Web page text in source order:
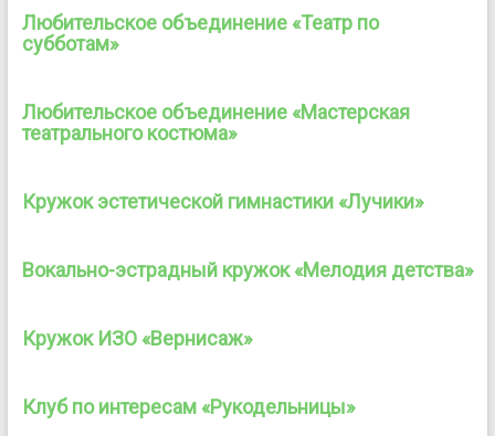
Любительское объединение «Театр по
субботам»
Любительское объединение «Мастерская
театрального костюма»
Кружок эстетической гимнастики «Лучики»
Вокально-эстрадный кружок «Мелодия детства»
Кружок ИЗО «Вернисаж»
Клуб по интересам «Рукодельницы»